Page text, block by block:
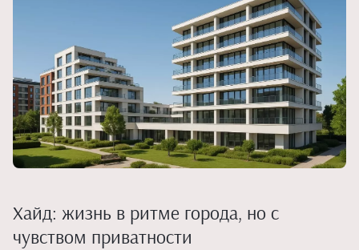
Хайд: жизнь в ритме города, но с
чувством приватности